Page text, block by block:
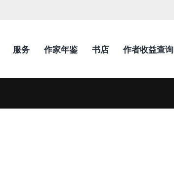
服务 作家年鉴 书店 作者收益查询